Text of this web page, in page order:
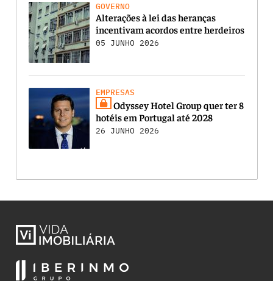
GOVERNO
Alterações à lei das heranças
incentivam acordos entre herdeiros
05 JUNHO 2026
EMPRESAS
Odyssey Hotel Group quer ter 8
hotéis em Portugal até 2028
26 JUNHO 2026